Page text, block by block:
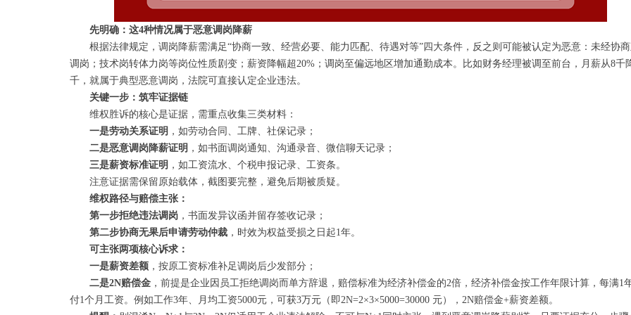
先明确：这4种情况属于恶意调岗降薪
根据法律规定，调岗降薪需满足“协商一致、经营必要、能力匹配、待遇对等”四大条件，反之则可能被认定为恶意：未经协
调岗；技术岗转体力岗等岗位性质剧变；薪资降幅超20%；调岗至偏远地区增加通勤成本。比如财务经理被调至前台，月薪从8千
千，就属于典型恶意调岗，法院可直接认定企业违法。
关键一步：筑牢证据链
维权胜诉的核心是证据，需重点收集三类材料：
一是劳动关系证明 ，如劳动合同、工牌、社保记录；
二是恶意调岗降薪证明 ，如书面调岗通知、沟通录音、微信聊天记录；
三是薪资标准证明 ，如工资流水、个税申报记录、工资条。
注意证据需保留原始载体，截图要完整，避免后期被质疑。
维权路径与赔偿主张：
第一步拒绝违法调岗 ，书面发异议函并留存签收记录；
第二步协商无果后申请劳动仲裁 ，时效为权益受损之日起1年。
可主张两项核心诉求：
一是薪资差额 ，按原工资标准补足调岗后少发部分；
二是2N赔偿金 ，前提是企业因员工拒绝调岗而单方辞退，赔偿标准为经济补偿金的2倍，经济补偿金按工作年限计算，每满1
付1个月工资。例如工作3年、月均工资5000元，可获3万元（即2N=2×3×5000=30000 元），2N赔偿金+薪资差额。